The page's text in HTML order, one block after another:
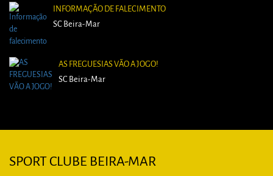
INFORMAÇÃO DE FALECIMENTO
SC Beira-Mar
AS FREGUESIAS VÃO A JOGO!
SC Beira-Mar
SPORT CLUBE BEIRA-MAR